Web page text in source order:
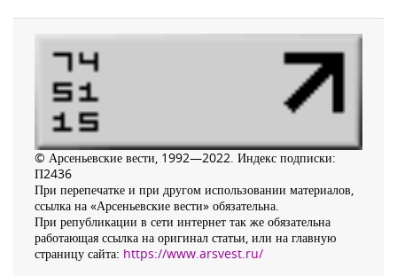
© Арсеньевские вести, 1992—2022. Индекс подписки:
П2436
При перепечатке и при другом использовании материалов,
ссылка на «Арсеньевские вести» обязательна.
При републикации в сети интернет так же обязательна
работающая ссылка на оригинал статьи, или на главную
страницу сайта: https://www.arsvest.ru/